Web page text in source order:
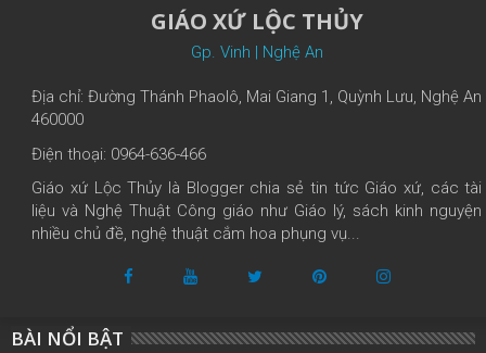
GIÁO XỨ LỘC THỦY
Gp. Vinh | Nghệ An
Địa chỉ: Đường Thánh Phaolô, Mai Giang 1, Quỳnh Lưu, Nghệ An
460000
Điện thoại: 0964-636-466
Giáo xứ Lộc Thủy là Blogger chia sẻ tin tức Giáo xứ, các tài
liệu và Nghệ Thuật Công giáo như Giáo lý, sách kinh nguyện
nhiều chủ đề, nghệ thuật cắm hoa phụng vụ...
BÀI NỔI BẬT